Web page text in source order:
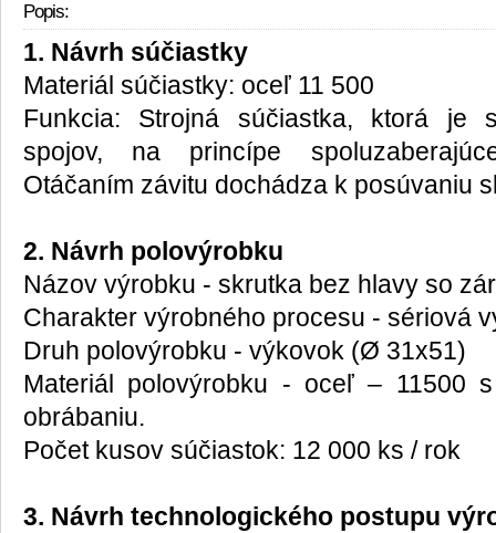
Popis:
1. Návrh súčiastky
Materiál súčiastky: oceľ 11 500
Funkcia: Strojná súčiastka, ktorá je
spojov, na princípe
Otáčaním závitu dochádza k posúvaniu
2. Návrh polovýrobku
Názov výrobku - skrutka bez hlavy so
Charakter výrobného procesu - sériová
Druh polovýrobku - výkovok (Ø 31x51)
Materiál polovýrobku - oceľ – 11500
obrábaniu.
Počet kusov súčiastok: 12 000 ks / rok
3. Návrh technologického postupu